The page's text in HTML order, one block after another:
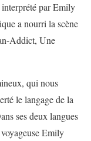
par Emily
a nourri la scène
Addict, Une
qui nous
le langage de la
ses deux langues
Emily